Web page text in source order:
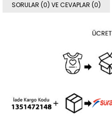
SORULAR (0) VE CEVAPLAR (0)